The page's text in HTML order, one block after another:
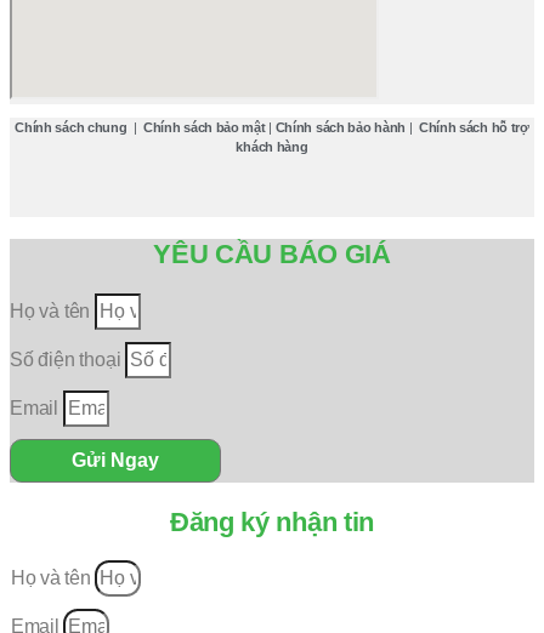
Chính sách chung | Chính sách bảo mật| Chính sách bảo hành | Chính sách hỗ trợ
khách hàng
YÊU CẦU BÁO GIÁ
Họ và tên
Số điện thoại
Email
Gửi Ngay
Đăng ký nhận tin
Họ và tên
Email